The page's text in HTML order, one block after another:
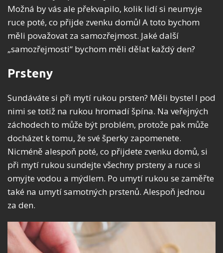
Možná by vás ale překvapilo, kolik lidí si neumyje
ruce poté, co přijde zvenku domů! A toto bychom
měli považovat za samozřejmost. Jaké další
„samozřejmosti“ bychom měli dělat každý den?
Prsteny
Sundáváte si při mytí rukou prsten? Měli byste! I pod
nimi se totiž na rukou hromadí špína. Na veřejných
záchodech to může být problém, protože pak může
docházet k tomu, že své šperky zapomenete.
Nicméně alespoň poté, co přijdete zvenku domů, si
při mytí rukou sundejte všechny prsteny a ruce si
omyjte vodou a mýdlem. Po umytí rukou se zaměřte
také na umytí samotných prstenů. Alespoň jednou
za den.